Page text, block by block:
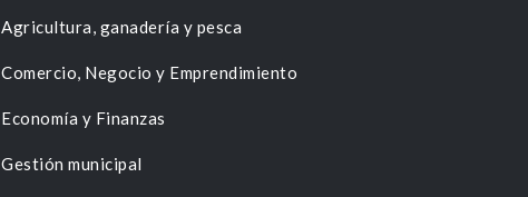
Agricultura, ganadería y pesca
Comercio, Negocio y Emprendimiento
Economía y Finanzas
Gestión municipal